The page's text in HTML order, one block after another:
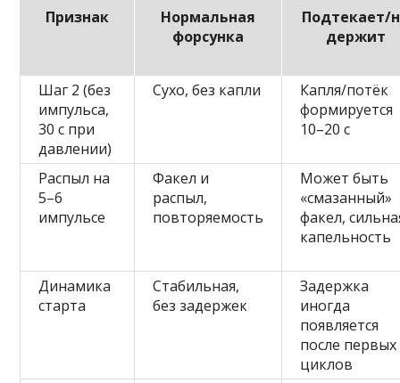
Признак
Нормальная
форсунка
Подтекает/
держит
Шаг 2 (без
импульса,
30 с при
давлении)
Сухо, без капли
Капля/потёк
формируется
10–20 с
Распыл на
5–6
импульсе
Факел и
распыл,
повторяемость
Может быть
«смазанный»
факел,
капельность
Динамика
старта
Стабильная,
без задержек
Задержка
иногда
появляется
после первых
циклов